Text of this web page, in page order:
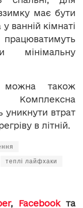
має бути
ванній кімнаті
мінімальну
можна також
уникнути втрат
в літній.
теплі лайфхаки
, Facebookта